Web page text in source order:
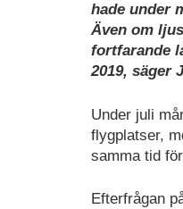
hade under
Även om
fortfarande
2019, säger
Under juli
flygplatser,
samma tid
Efterfrågan